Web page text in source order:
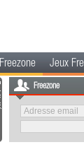
Freezone Jeux
Freezone